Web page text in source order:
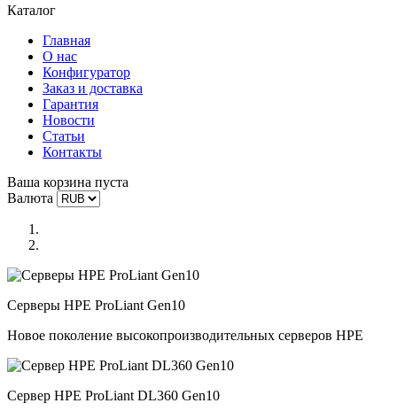
Каталог
Главная
О нас
Конфигуратор
Заказ и доставка
Гарантия
Новости
Статьи
Контакты
Ваша корзина пуста
Валюта
Серверы HPE ProLiant Gen10
Новое поколение высокопроизводительных серверов HPE
Сервер HPE ProLiant DL360 Gen10